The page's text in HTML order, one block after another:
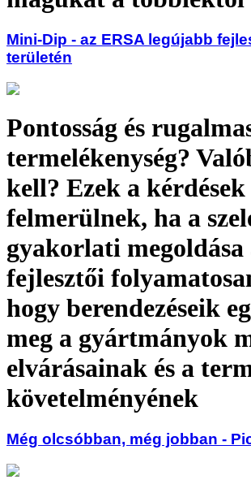
Mini-Dip - az ERSA legújabb
területén
Pontosság és
termelékenység?
kell? Ezek a
felmerülnek, ha a
gyakorlati
fejlesztői
hogy berendezéseik
meg a gyártmányok
elvárásainak és a
követelményének
Még olcsóbban, még jobban -